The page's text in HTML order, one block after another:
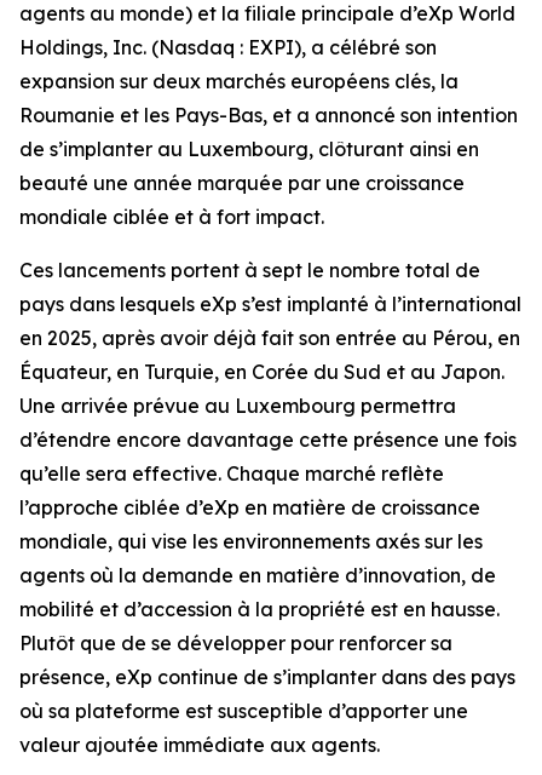
agents au monde) et la filiale principale d’eXp World
Holdings, Inc. (Nasdaq : EXPI), a célébré son
expansion sur deux marchés européens clés, la
Roumanie et les Pays-Bas, et a annoncé son intention
de s’implanter au Luxembourg, clôturant ainsi en
beauté une année marquée par une croissance
mondiale ciblée et à fort impact.
Ces lancements portent à sept le nombre total de
pays dans lesquels eXp s’est implanté à l’international
en 2025, après avoir déjà fait son entrée au Pérou, en
Équateur, en Turquie, en Corée du Sud et au Japon.
Une arrivée prévue au Luxembourg permettra
d’étendre encore davantage cette présence une fois
qu’elle sera effective. Chaque marché reflète
l’approche ciblée d’eXp en matière de croissance
mondiale, qui vise les environnements axés sur les
agents où la demande en matière d’innovation, de
mobilité et d’accession à la propriété est en hausse.
Plutôt que de se développer pour renforcer sa
présence, eXp continue de s’implanter dans des pays
où sa plateforme est susceptible d’apporter une
valeur ajoutée immédiate aux agents.